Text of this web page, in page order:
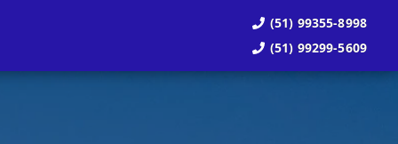
(51) 99355-8998
(51) 99299-5609